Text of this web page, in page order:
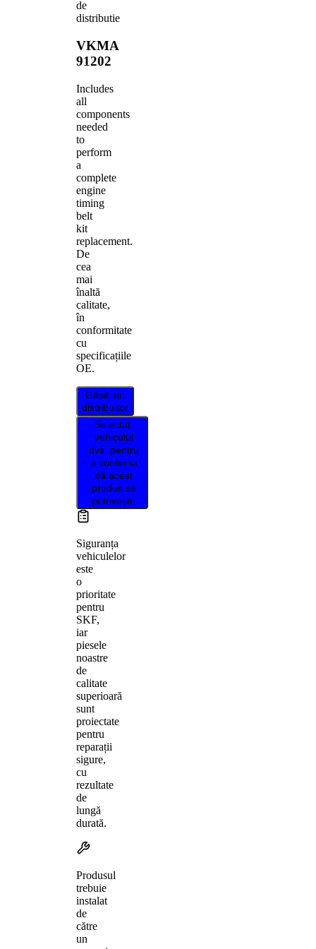
de
distributie
VKMA
91202
Includes
all
components
needed
to
perform
a
complete
engine
timing
belt
kit
replacement.
De
cea
mai
înaltă
calitate,
în
conformitate
cu
specificațiile
OE.
Găsiți un
distribuitor
Selectați
vehiculul
dvs. pentru
a confirma
că acest
produs se
potrivește
Siguranța
vehiculelor
este
o
prioritate
pentru
SKF,
iar
piesele
noastre
de
calitate
superioară
sunt
proiectate
pentru
reparații
sigure,
cu
rezultate
de
lungă
durată.
Produsul
trebuie
instalat
de
către
un